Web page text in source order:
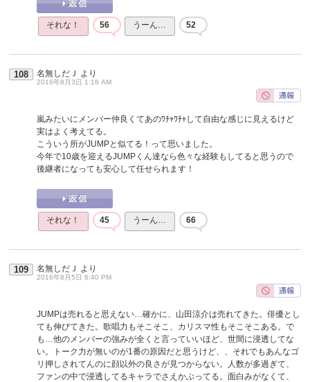
それな！ 56 うーん… 52
108 名無しだＪ より
2016年8月3日 1:18 AM
嵐みたいにメンバー仲良くてあのﾜﾁｬﾜﾁｬして自由な感じに見えるけど
実はよく考えてる。
こういう所がJUMPと似てる！って思いました。
今年で10歳を迎えるJUMPくん達なら色々な経験もしてると思うので
後継者になっても安心して任せられます！
それな！ 45 うーん… 66
109 名無しだＪ より
2016年8月5日 6:40 PM
JUMPは売れると思えない…確かに、山田涼介は売れてきた。俳優とし
ても伸びてきた。歌唱力もそこそこ、カリスマ性もそこそこある。で
も…他のメンバーの強みが全くと言っていいほど、世間に浸透してな
い。トーク力が無いのが1番の原因だと思うけど、、それでもあんなゴ
リ押しされてんのに顔以外の良さが見つからない。人数が多過ぎて、
ファンの中で浸透してるキャラでさえかぶってる。面白みがなくて、